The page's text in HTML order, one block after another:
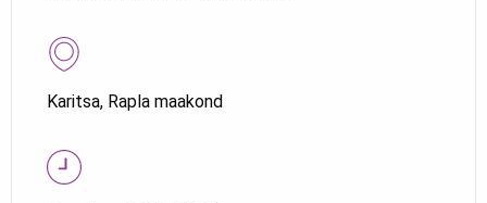
Karitsa, Rapla maakond